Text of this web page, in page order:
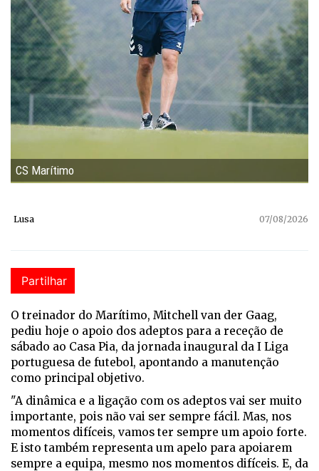
CS Marítimo
Lusa 07/08/2026
Partilhar
O treinador do Marítimo, Mitchell van der Gaag,
pediu hoje o apoio dos adeptos para a receção de
sábado ao Casa Pia, da jornada inaugural da I Liga
portuguesa de futebol, apontando a manutenção
como principal objetivo.
"A dinâmica e a ligação com os adeptos vai ser muito
importante, pois não vai ser sempre fácil. Mas, nos
momentos difíceis, vamos ter sempre um apoio forte.
E isto também representa um apelo para apoiarem
sempre a equipa, mesmo nos momentos difíceis. E, da